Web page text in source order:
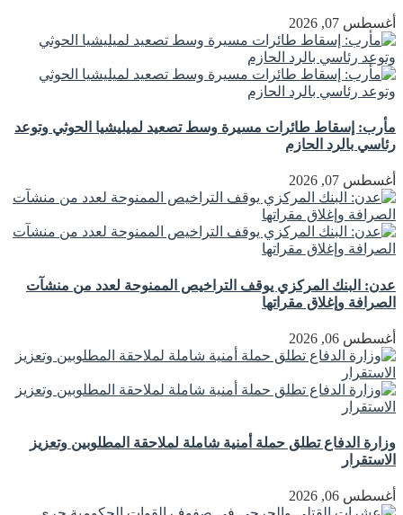
أغسطس 07, 2026
مأرب: إسقاط طائرات مسيرة وسط تصعيد لميليشيا الحوثي وتوعد
رئاسي بالرد الحازم
أغسطس 07, 2026
عدن: البنك المركزي يوقف التراخيص الممنوحة لعدد من منشآت
الصرافة وإغلاق مقراتها
أغسطس 06, 2026
وزارة الدفاع تطلق حملة أمنية شاملة لملاحقة المطلوبين وتعزيز
الاستقرار
أغسطس 06, 2026